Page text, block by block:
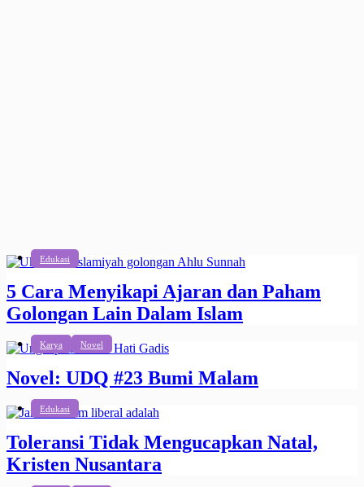
Edukasi
5 Cara Menyikapi Ajaran dan Paham
Golongan Lain Dalam Islam
Karya Novel
Novel: UDQ #23 Bumi Malam
Edukasi
Toleransi Tidak Mengucapkan Natal,
Kristen Nusantara